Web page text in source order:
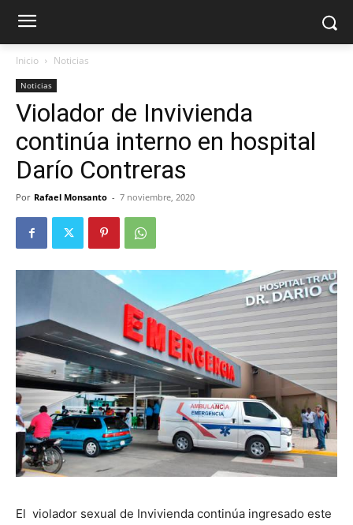
Inicio Noticias
Noticias
Violador de Invivienda
continúa interno en hospital
Darío Contreras
Por Rafael Monsanto - 7 noviembre, 2020
El violador sexual de Invivienda continúa ingresado este